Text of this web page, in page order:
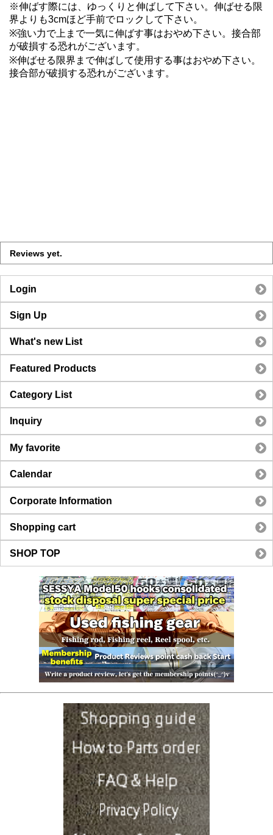
※伸ばす際には、ゆっくりと伸ばして下さい。伸ばせる限
界よりも3cmほど手前でロックして下さい。
※強い力で上まで一気に伸ばす事はおやめ下さい。接合部
が破損する恐れがございます。
※伸ばせる限界まで伸ばして使用する事はおやめ下さい。
接合部が破損する恐れがございます。
Reviews yet.
Login
Sign Up
What's new List
Featured Products
Category List
Inquiry
My favorite
Calendar
Corporate Information
Shopping cart
SHOP TOP